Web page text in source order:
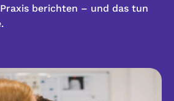
berichten – und das tun